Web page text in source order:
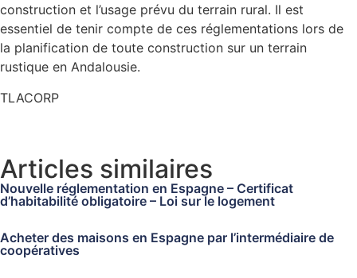
construction et l’usage prévu du terrain rural. Il est
essentiel de tenir compte de ces réglementations lors de
la planification de toute construction sur un terrain
rustique en Andalousie.
TLACORP
Articles similaires
Nouvelle réglementation en Espagne – Certificat
d’habitabilité obligatoire – Loi sur le logement
Acheter des maisons en Espagne par l’intermédiaire de
coopératives